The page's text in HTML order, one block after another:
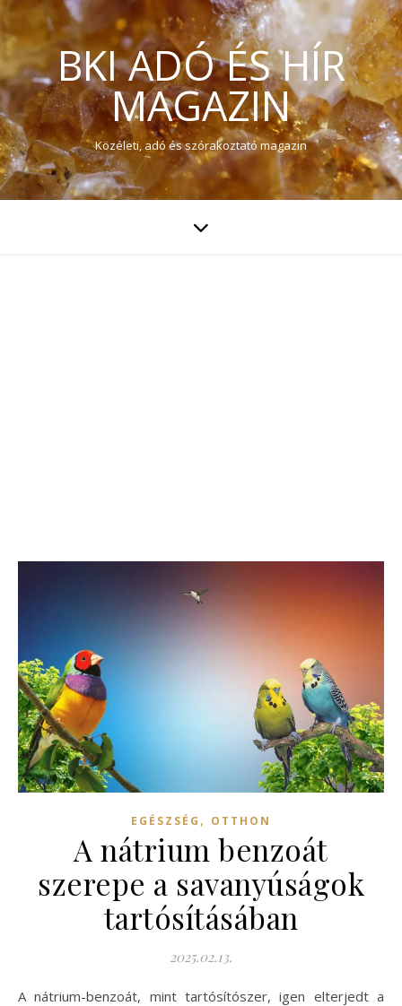
BKI ADÓ ÉS HÍR
MAGAZIN
Közéleti, adó és szórakoztató magazin
EGÉSZSÉG , OTTHON
A nátrium benzoát
szerepe a savanyúságok
tartósításában
2025.02.13.
A nátrium-benzoát, mint tartósítószer, igen elterjedt a